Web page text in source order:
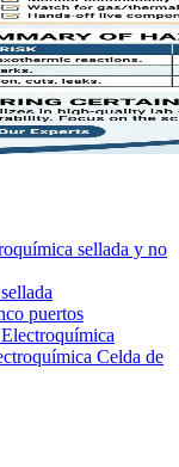
sellada y no
puertos
Celda de